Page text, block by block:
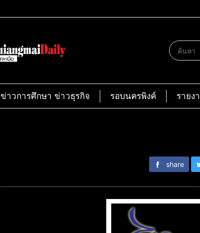
ข่าวการศึกษา ข่าวธุรกิจ รอบนครพิงค์ รายง
share